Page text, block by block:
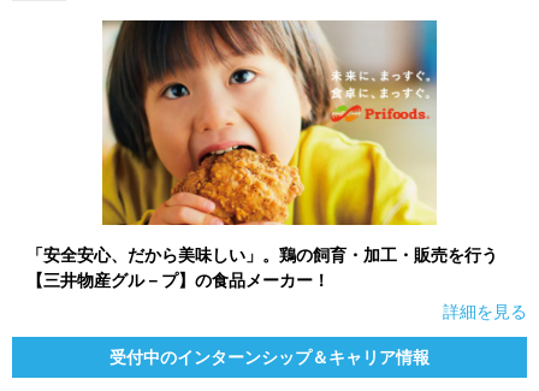
「安全安心、だから美味しい」。鶏の飼育・加工・販売を行う
【三井物産グル－プ】の食品メーカー！
詳細を見る
受付中のインターンシップ＆キャリア情報